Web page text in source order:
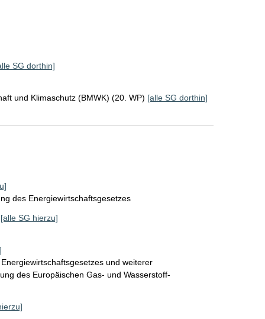
SG dorthin]
und Klimaschutz (BMWK) (20. WP) [alle SG dorthin]
des Energiewirtschaftsgesetzes
[alle SG hierzu]
und weiterer
des Europäischen Gas- und Wasserstoff-